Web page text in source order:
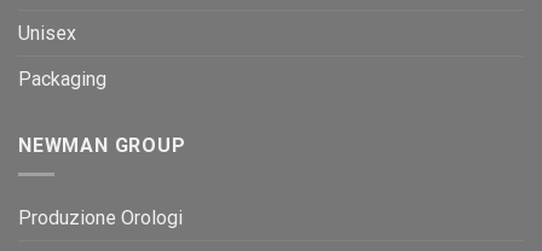
Unisex
Packaging
NEWMAN GROUP
Produzione Orologi